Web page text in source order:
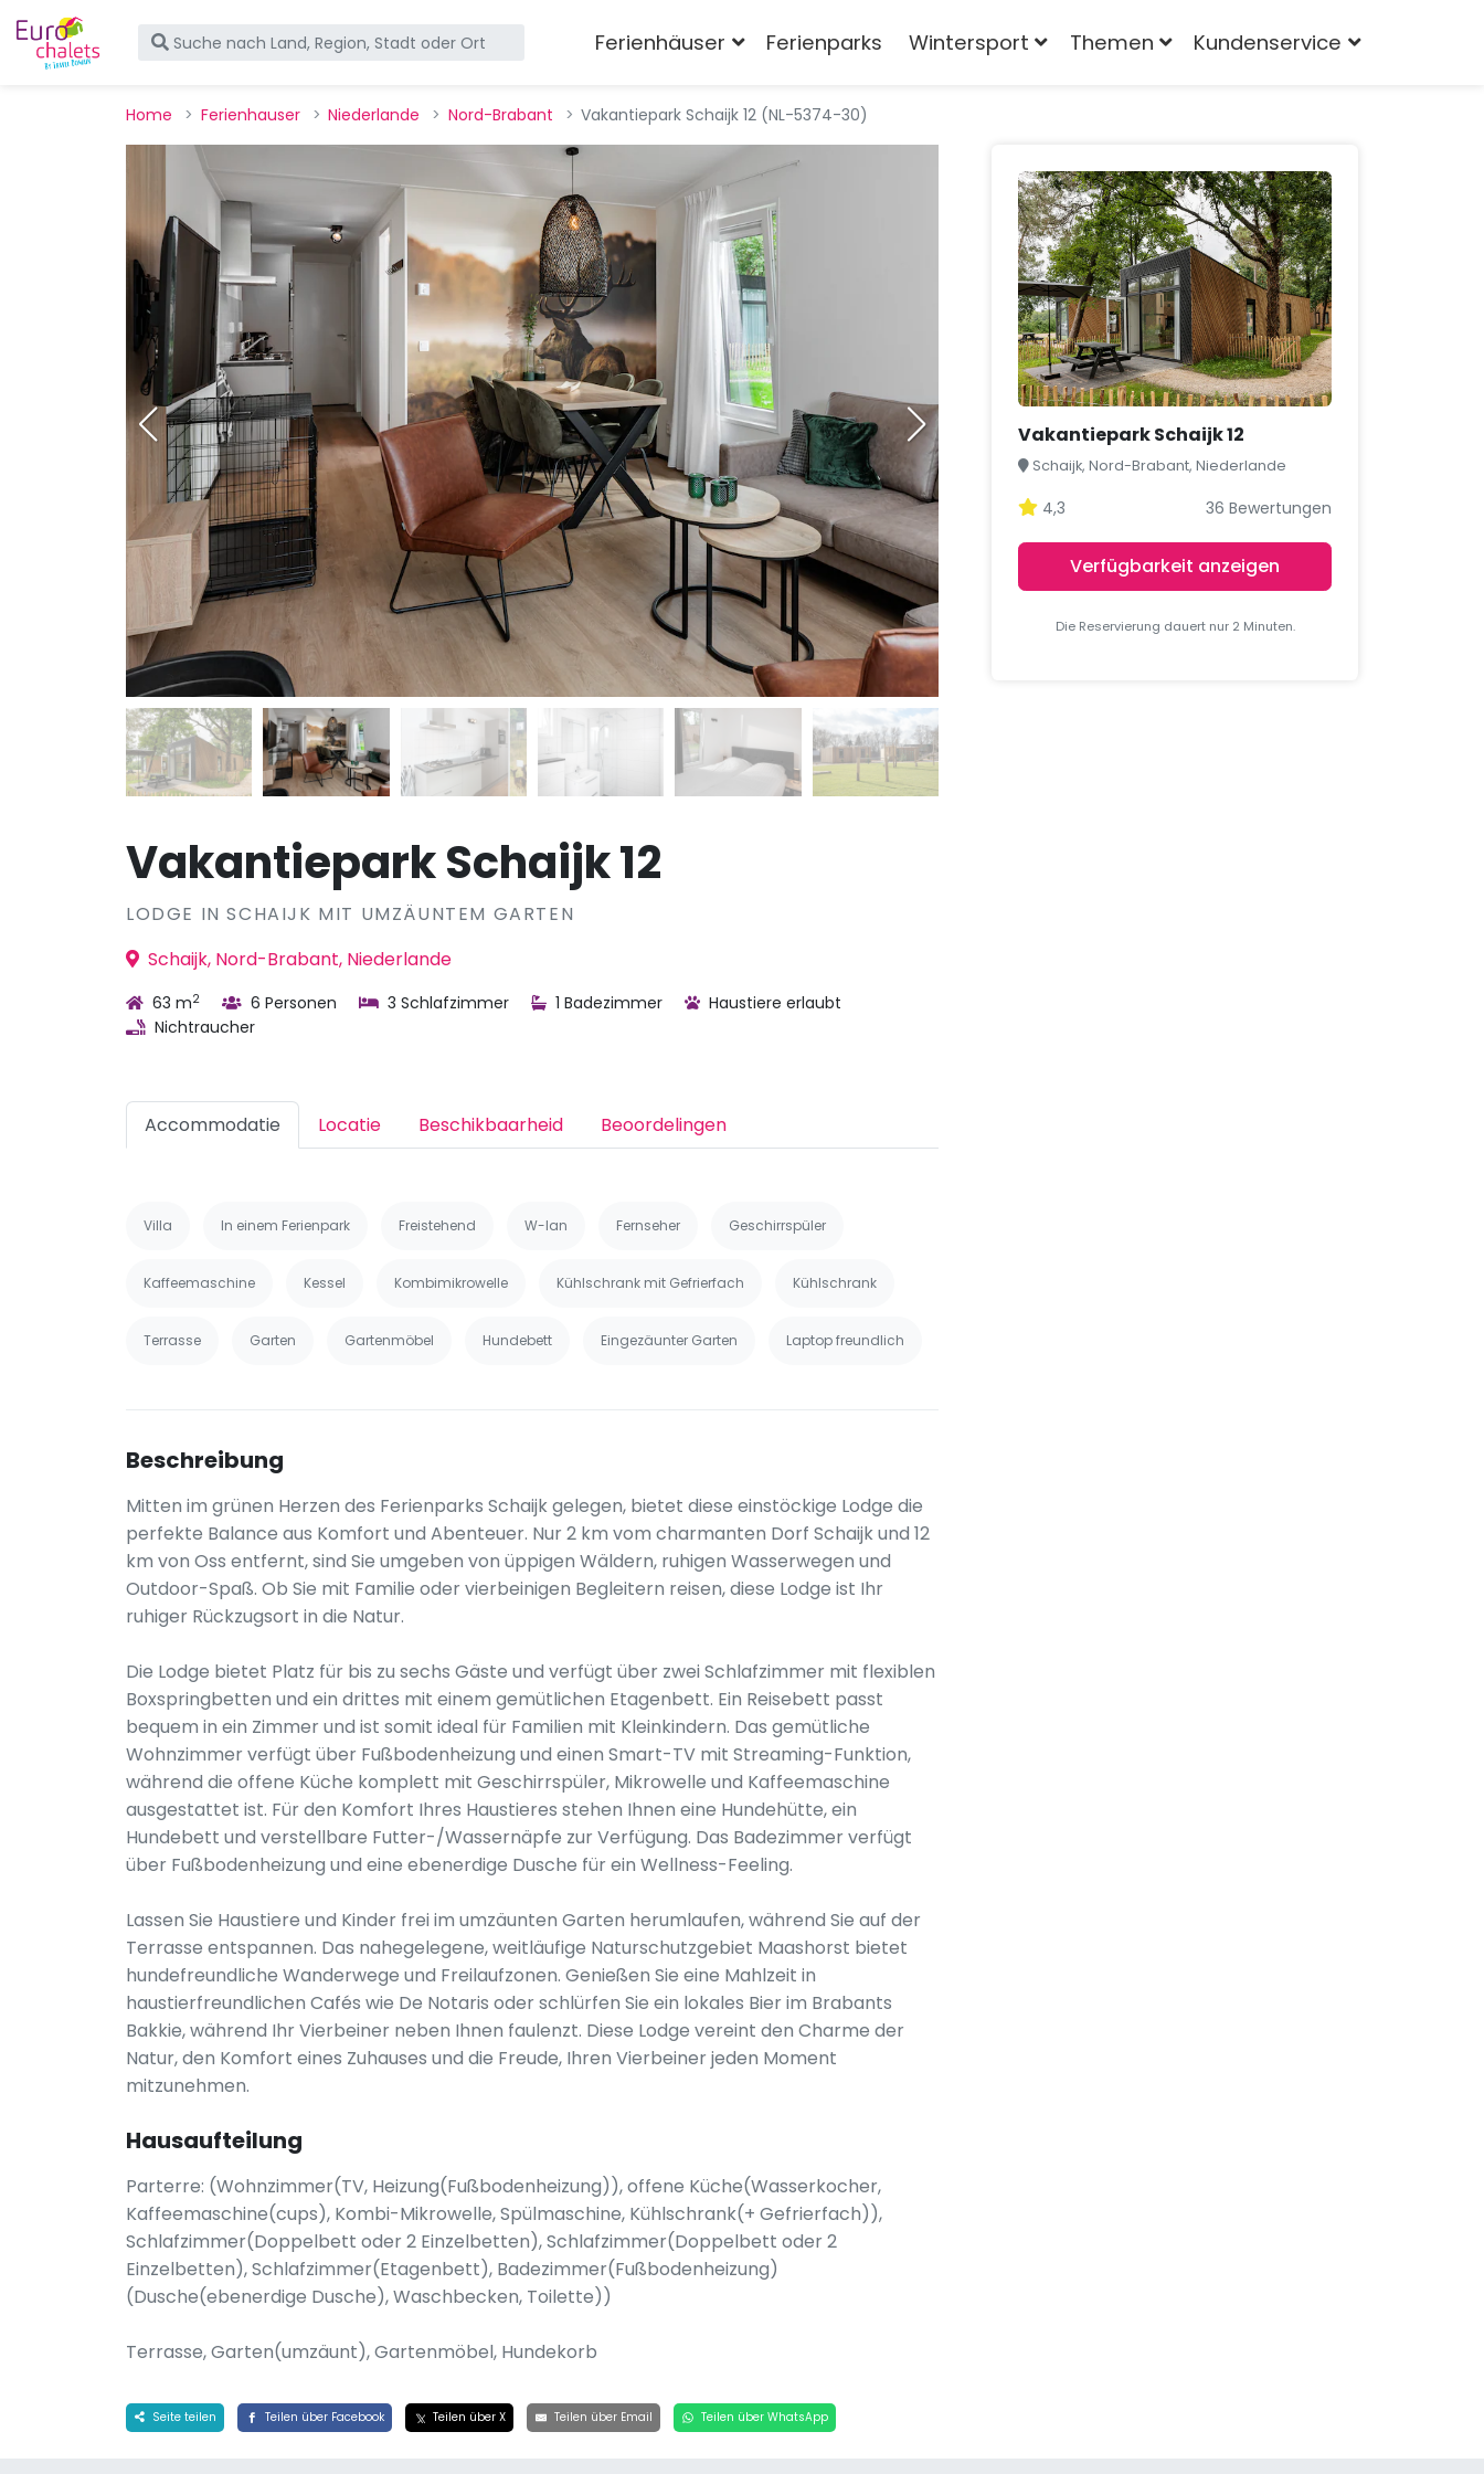
Ferienhäuser Ferienparks Wintersport Themen Kundenservice
Home Ferienhauser Niederlande Nord-Brabant Vakantiepark Schaijk 12 (NL-5374-30)
Vakantiepark Schaijk 12
LODGE IN SCHAIJK MIT UMZÄUNTEM GARTEN
Schaijk, Nord-Brabant, Niederlande
63 m2 6 Personen 3 Schlafzimmer 1 Badezimmer
Haustiere erlaubt
Nichtraucher
Accommodatie Locatie Beschikbaarheid Beoordelingen
Villa In einem Ferienpark Freistehend W-lan Fernseher Geschirrspüler
Kaffeemaschine Kessel Kombimikrowelle Kühlschrank mit Gefrierfach Kühlschrank
Terrasse Garten Gartenmöbel Hundebett Eingezäunter Garten Laptop freundlich
Beschreibung
Mitten im grünen Herzen des Ferienparks Schaijk gelegen, bietet diese einstöckige Lodge die
perfekte Balance aus Komfort und Abenteuer. Nur 2 km vom charmanten Dorf Schaijk und 12
km von Oss entfernt, sind Sie umgeben von üppigen Wäldern, ruhigen Wasserwegen und
Outdoor-Spaß. Ob Sie mit Familie oder vierbeinigen Begleitern reisen, diese Lodge ist Ihr
ruhiger Rückzugsort in die Natur.
Die Lodge bietet Platz für bis zu sechs Gäste und verfügt über zwei Schlafzimmer mit flexiblen
Boxspringbetten und ein drittes mit einem gemütlichen Etagenbett. Ein Reisebett passt
bequem in ein Zimmer und ist somit ideal für Familien mit Kleinkindern. Das gemütliche
Wohnzimmer verfügt über Fußbodenheizung und einen Smart-TV mit Streaming-Funktion,
während die offene Küche komplett mit Geschirrspüler, Mikrowelle und Kaffeemaschine
ausgestattet ist. Für den Komfort Ihres Haustieres stehen Ihnen eine Hundehütte, ein
Hundebett und verstellbare Futter-/Wassernäpfe zur Verfügung. Das Badezimmer verfügt
über Fußbodenheizung und eine ebenerdige Dusche für ein Wellness-Feeling.
Lassen Sie Haustiere und Kinder frei im umzäunten Garten herumlaufen, während Sie auf der
Terrasse entspannen. Das nahegelegene, weitläufige Naturschutzgebiet Maashorst bietet
hundefreundliche Wanderwege und Freilaufzonen. Genießen Sie eine Mahlzeit in
haustierfreundlichen Cafés wie De Notaris oder schlürfen Sie ein lokales Bier im Brabants
Bakkie, während Ihr Vierbeiner neben Ihnen faulenzt. Diese Lodge vereint den Charme der
Natur, den Komfort eines Zuhauses und die Freude, Ihren Vierbeiner jeden Moment
mitzunehmen.
Hausaufteilung
Parterre: (Wohnzimmer(TV, Heizung(Fußbodenheizung)), offene Küche(Wasserkocher,
Kaffeemaschine(cups), Kombi-Mikrowelle, Spülmaschine, Kühlschrank(+ Gefrierfach)),
Schlafzimmer(Doppelbett oder 2 Einzelbetten), Schlafzimmer(Doppelbett oder 2
Einzelbetten), Schlafzimmer(Etagenbett), Badezimmer(Fußbodenheizung)
(Dusche(ebenerdige Dusche), Waschbecken, Toilette))
Terrasse, Garten(umzäunt), Gartenmöbel, Hundekorb
Seite teilen Teilen über Facebook Teilen über X Teilen über Email Teilen über WhatsApp
Vakantiepark Schaijk 12
Schaijk, Nord-Brabant, Niederlande
4,3 36 Bewertungen
Verfügbarkeit anzeigen
Die Reservierung dauert nur 2 Minuten.